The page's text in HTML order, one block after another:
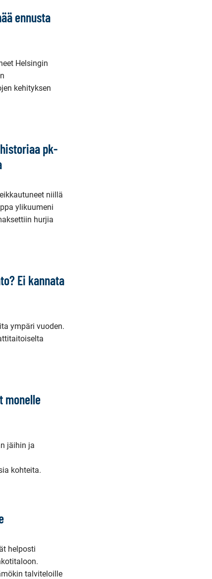
ennusta
Helsingin
kehityksen
pk-
niillä
ylikuumeni
hurjia
Ei kannata
ympäri vuoden.
monelle
jäihin ja
kohteita.
helposti
talviteloille